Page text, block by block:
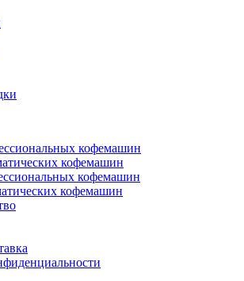
кофемашин
кофемашин
кофемашин
кофемашин